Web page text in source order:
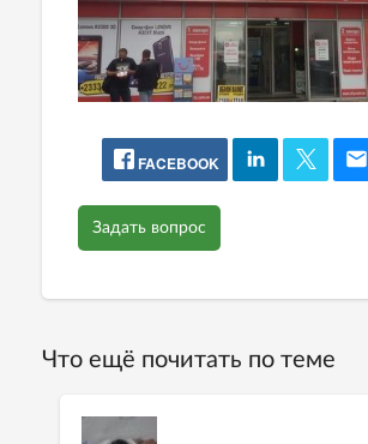
FACEBOOK
Задать вопрос
Что ещё почитать по теме